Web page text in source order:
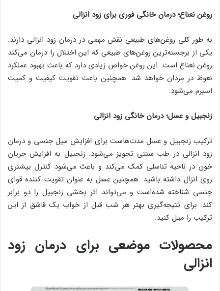
روغن نعناع؛ درمان خانگی فوری برای زود انزالی
به طور کلی روغن‌های طبیعی نقش مهمی در درمان زود انزالی دارند.
یکی از برجسته‌ترین روغن‌های طبیعی که این اختلال را درمان می‌کند
روغن نعناع است. این روغن خواص زیادی دارد که باعث بهبود عملکرد
نعوظ در مردان خواهد شد. همچنین باعث تقویت کیفیت و کمیت
اسپرم می‌شود.
زنجبیل و عسل؛ درمان خانگی زود انزالی
ترکیب زنجبیل و عسل مدت‌هاست برای افزایش میل جنسی و درمان
زود انزالی در طب سنتی تجویز می‌شود. زنجبیل به افزایش جریان
خون در ناحیه تناسلی کمک می‌کند و باعث می‌شود کنترل بیشتری
روی انزال داشته باشید. همچنین عسل به عنوان تقویت کننده قوای
جنسی شناخته شده‌است و می‌تواند اثر بخشی زنجبیل را دو برابر
کند. برای نتیجه‌گیری بهتر هر شب قبل از خواب یک قاشق از این
ترکیب را میل کنید.
محصولات موضعی برای درمان زود
انزالی